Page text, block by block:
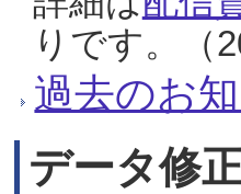
りです。（
過去のお
データ修